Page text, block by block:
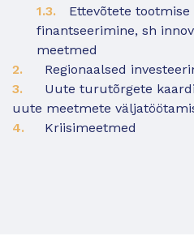
Ettevõtete
finantseerimine, sh
meetmed
Regionaalsed
Uute turutõrgete
uute meetmete
Kriisimeetmed